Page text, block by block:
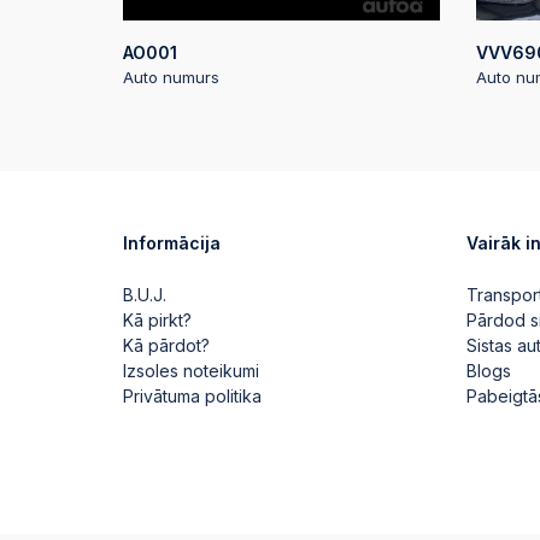
AO001
Auto numurs Auto
Informācija
B.U.J.
Kā pirkt?
Kā pārdot?
Izsoles noteikumi
Privātuma politika
Vairāk
Pārdod
Sistas
Blogs